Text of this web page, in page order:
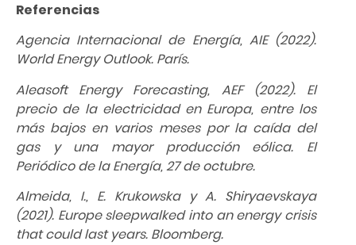
Referencias
Agencia Internacional de Energía, AIE (2022).
World Energy Outlook. París.
Aleasoft Energy Forecasting, AEF (2022). El
precio de la electricidad en Europa, entre los
más bajos en varios meses por la caída del
gas y una mayor producción eólica. El
Periódico de la Energía, 27 de octubre.
Almeida, I., E. Krukowska y A. Shiryaevskaya
(2021). Europe sleepwalked into an energy crisis
that could last years. Bloomberg.